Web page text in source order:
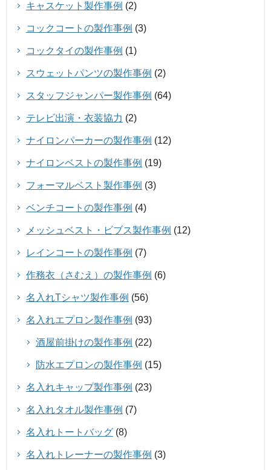
キャスケット製作事例 (2)
コックコートの製作事例 (3)
コックタイの製作事例 (1)
スウェットパンツの製作事例 (2)
スタッフジャンパー製作事例 (64)
テレビ出演・衣装協力 (2)
ナイロンパーカーの製作事例 (12)
ナイロンベストの製作事例 (19)
フォーマルベスト製作事例 (3)
ベンチコートの製作事例 (4)
メッシュベスト・ビブス製作事例 (12)
レインコートの製作事例 (7)
作務衣（さむえ）の製作事例 (6)
名入れTシャツ製作事例 (56)
名入れエプロン製作事例 (93)
酒屋前掛けの製作事例 (22)
防水エプロンの製作事例 (15)
名入れキャップ製作事例 (23)
名入れタオル製作事例 (7)
名入れトートバッグ (8)
名入れトレーナーの製作事例 (3)